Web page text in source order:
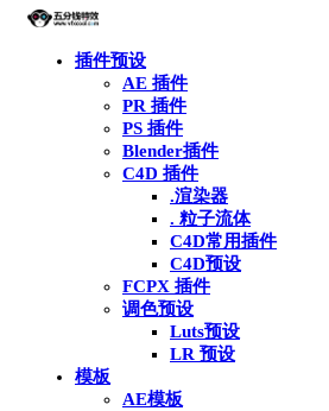
插件预设
AE 插件
PR 插件
PS 插件
Blender插件
C4D 插件
.渲染器
. 粒子流体
C4D常用插件
C4D预设
FCPX 插件
调色预设
Luts预设
LR 预设
模板
AE模板